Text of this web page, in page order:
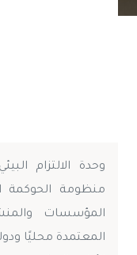
وحدة الالتزام
منظومة الحوكمة
المؤسسات
المعتمدة محليًا